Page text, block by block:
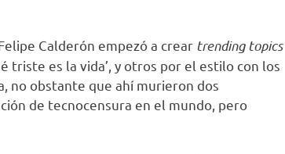
Calderón empezó a crear trending topics
triste es la vida’, y otros por el estilo con los
no obstante que ahí murieron dos
de tecnocensura en el mundo, pero